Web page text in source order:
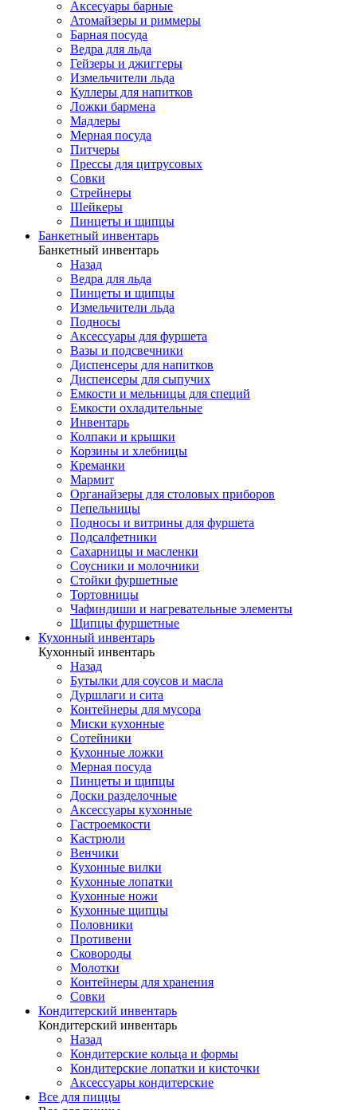
Аксесуары барные
Атомайзеры и риммеры
Барная посуда
Ведра для льда
Гейзеры и джиггеры
Измельчители льда
Куллеры для напитков
Ложки бармена
Мадлеры
Мерная посуда
Питчеры
Прессы для цитрусовых
Совки
Стрейнеры
Шейкеры
Пинцеты и щипцы
Банкетный инвентарь
Банкетный инвентарь
Назад
Ведра для льда
Пинцеты и щипцы
Измельчители льда
Подносы
Аксессуары для фуршета
Вазы и подсвечники
Диспенсеры для напитков
Диспенсеры для сыпучих
Емкости и мельницы для специй
Емкости охладительные
Инвентарь
Колпаки и крышки
Корзины и хлебницы
Креманки
Мармит
Органайзеры для столовых приборов
Пепельницы
Подносы и витрины для фуршета
Подсалфетники
Сахарницы и масленки
Соусники и молочники
Стойки фуршетные
Тортовницы
Чафиндиши и нагревательные элементы
Щипцы фуршетные
Кухонный инвентарь
Кухонный инвентарь
Назад
Бутылки для соусов и масла
Дуршлаги и сита
Контейнеры для мусора
Миски кухонные
Сотейники
Кухонные ложки
Мерная посуда
Пинцеты и щипцы
Доски разделочные
Аксессуары кухонные
Гастроемкости
Кастрюли
Венчики
Кухонные вилки
Кухонные лопатки
Кухонные ножи
Кухонные щипцы
Половники
Противени
Сковороды
Молотки
Контейнеры для хранения
Совки
Кондитерский инвентарь
Кондитерский инвентарь
Назад
Кондитерские кольца и формы
Кондитерские лопатки и кисточки
Аксессуары кондитерские
Все для пиццы